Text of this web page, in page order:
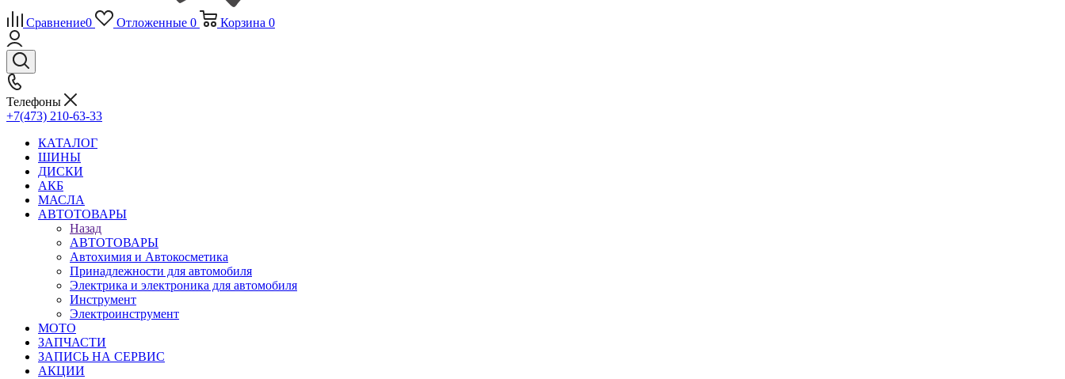
Сравнение0 Отложенные 0 Корзина 0
Телефоны
+7(473) 210-63-33
КАТАЛОГ
ШИНЫ
ДИСКИ
АКБ
МАСЛА
АВТОТОВАРЫ
Назад
АВТОТОВАРЫ
Автохимия и Автокосметика
Принадлежности для автомобиля
Электрика и электроника для автомобиля
Инструмент
Электроинструмент
МОТО
ЗАПЧАСТИ
ЗАПИСЬ НА СЕРВИС
АКЦИИ